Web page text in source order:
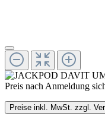
Preis nach Anmeldung
Preise inkl. MwSt. zzgl.